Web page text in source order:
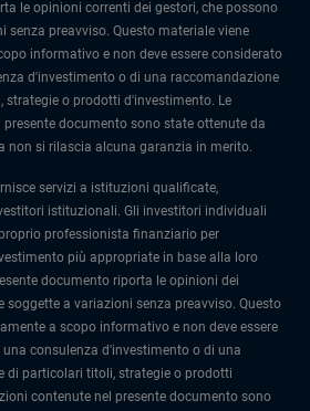
le opinioni correnti dei gestori, che possono
senza preavviso. Questo materiale viene
informativo e non deve essere considerato
d'investimento o di una raccomandazione
strategie o prodotti d'investimento. Le
documento sono state ottenute da
non si rilascia alcuna garanzia in merito.
servizi a istituzioni qualificate,
istituzionali. Gli investitori individuali
professionista finanziario per
più appropriate in base alla loro
documento riporta le opinioni dei
soggette a variazioni senza preavviso. Questo
a scopo informativo e non deve essere
consulenza d'investimento o di una
di particolari titoli, strategie o prodotti
contenute nel presente documento sono